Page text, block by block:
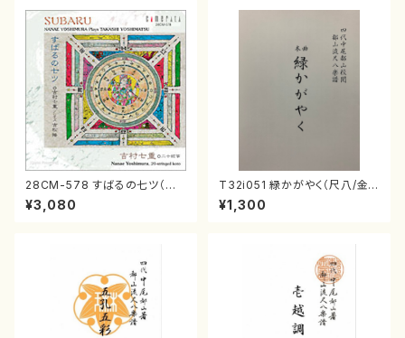
28CM-578 すばるの七ツ（二
十絃箏/クラリネット/ヴァイオリ
ン/チェロ/吉松 隆：/CD）
¥3,080
T32i051 緑かがやく（尺八/金
森高山/楽譜）都山流公刊楽譜曲
番：50
¥1,300